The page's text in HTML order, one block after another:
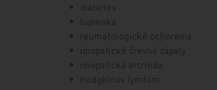
diabetes
lupienka
reumatologické ochorenia
idiopatické črevné zápaly
idiopatická artritída
Hodgkinov lymfóm